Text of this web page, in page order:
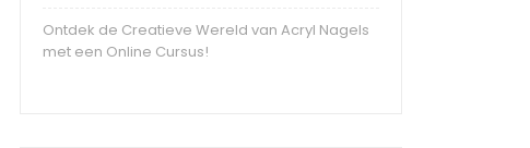
Ontdek de Creatieve Wereld van Acryl Nagels
met een Online Cursus!